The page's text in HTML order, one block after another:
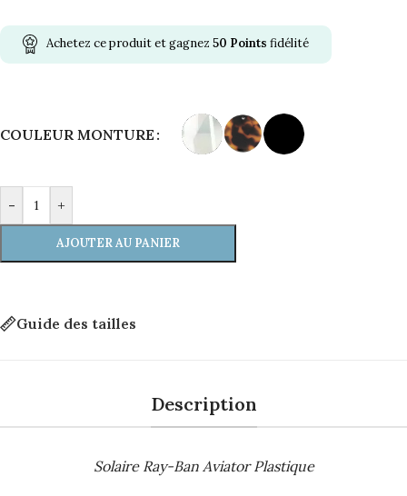
Achetez ce produit et gagnez 50 Points fidélité
COULEUR MONTURE
- +
AJOUTER AU PANIER
Guide des tailles
Description
Solaire Ray-Ban Aviator Plastique